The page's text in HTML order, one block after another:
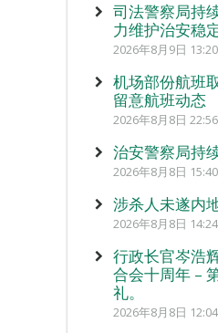
司法警察局持
力维护治安稳
2026年8月9日 13:20
机场部份航班
留意航班动态
2026年8月8日 22:56
治安警察局持
2026年8月8日 15:40
涉杀人未遂内
2026年8月8日 14:24
行政长官岑浩
合会十周年 –
礼。
2026年8月8日 12:04